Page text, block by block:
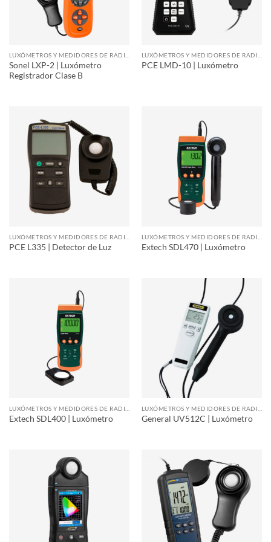
Sonel LXP-2 | Luxómetro
Registrador Clase B
PCE LMD-10 | Luxómetro
PCE L335 | Detector de Luz Extech SDL470 | Luxómetro
Extech SDL400 | Luxómetro General UV512C | Luxómetro